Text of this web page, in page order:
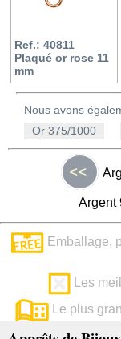
Ref.: 40811
Plaqué or rose 11
mm
Nous avons
Or 375/1000
<<
Argent
Emballage,
Les
Le plus